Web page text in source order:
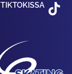
TIKTOKISSA